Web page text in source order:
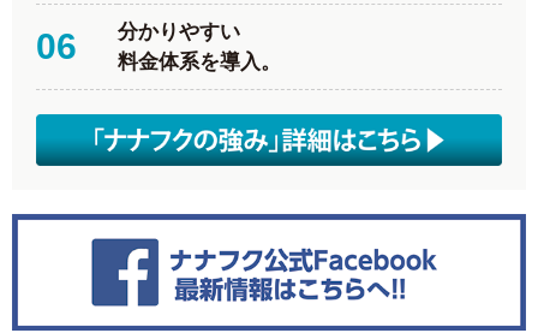
06
分かりやすい
料金体系を導入。